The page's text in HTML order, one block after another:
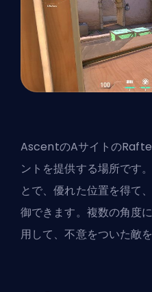
AscentのAサイトの
ントを提供する場所です
とで、優れた位置を得て
御できます。複数の角度
用して、不意をついた敵